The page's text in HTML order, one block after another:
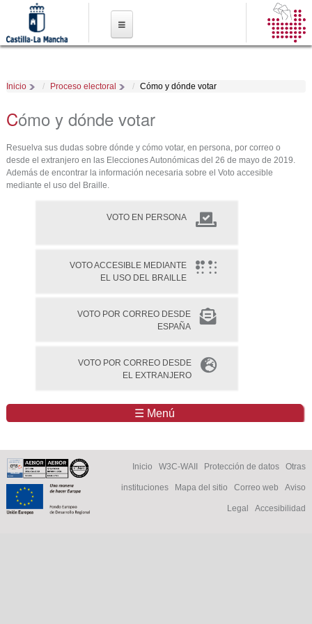
contenido
Inicio Proceso electoral Cómo y dónde votar
Cómo y dónde votar
Resuelva sus dudas sobre dónde y cómo votar, en persona, por correo o
desde el extranjero en las Elecciones Autonómicas del 26 de mayo de 2019.
Además de encontrar la información necesaria sobre el Voto accesible
mediante el uso del Braille.
VOTO EN PERSONA
VOTO ACCESIBLE MEDIANTE
EL USO DEL BRAILLE
VOTO POR CORREO DESDE
ESPAÑA
VOTO POR CORREO DESDE
EL EXTRANJERO
☰ Menú
Inicio W3C-WAII Protección de datos Otras
instituciones Mapa del sitio Correo web Aviso
Legal Accesibilidad